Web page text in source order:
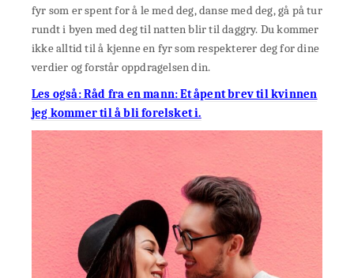
fyr som er spent for å le med deg, danse med deg, gå på tur
rundt i byen med deg til natten blir til daggry. Du kommer
ikke alltid til å kjenne en fyr som respekterer deg for dine
verdier og forstår oppdragelsen din.
Les også: Råd fra en mann: Et åpent brev til kvinnen
jeg kommer til å bli forelsket i.